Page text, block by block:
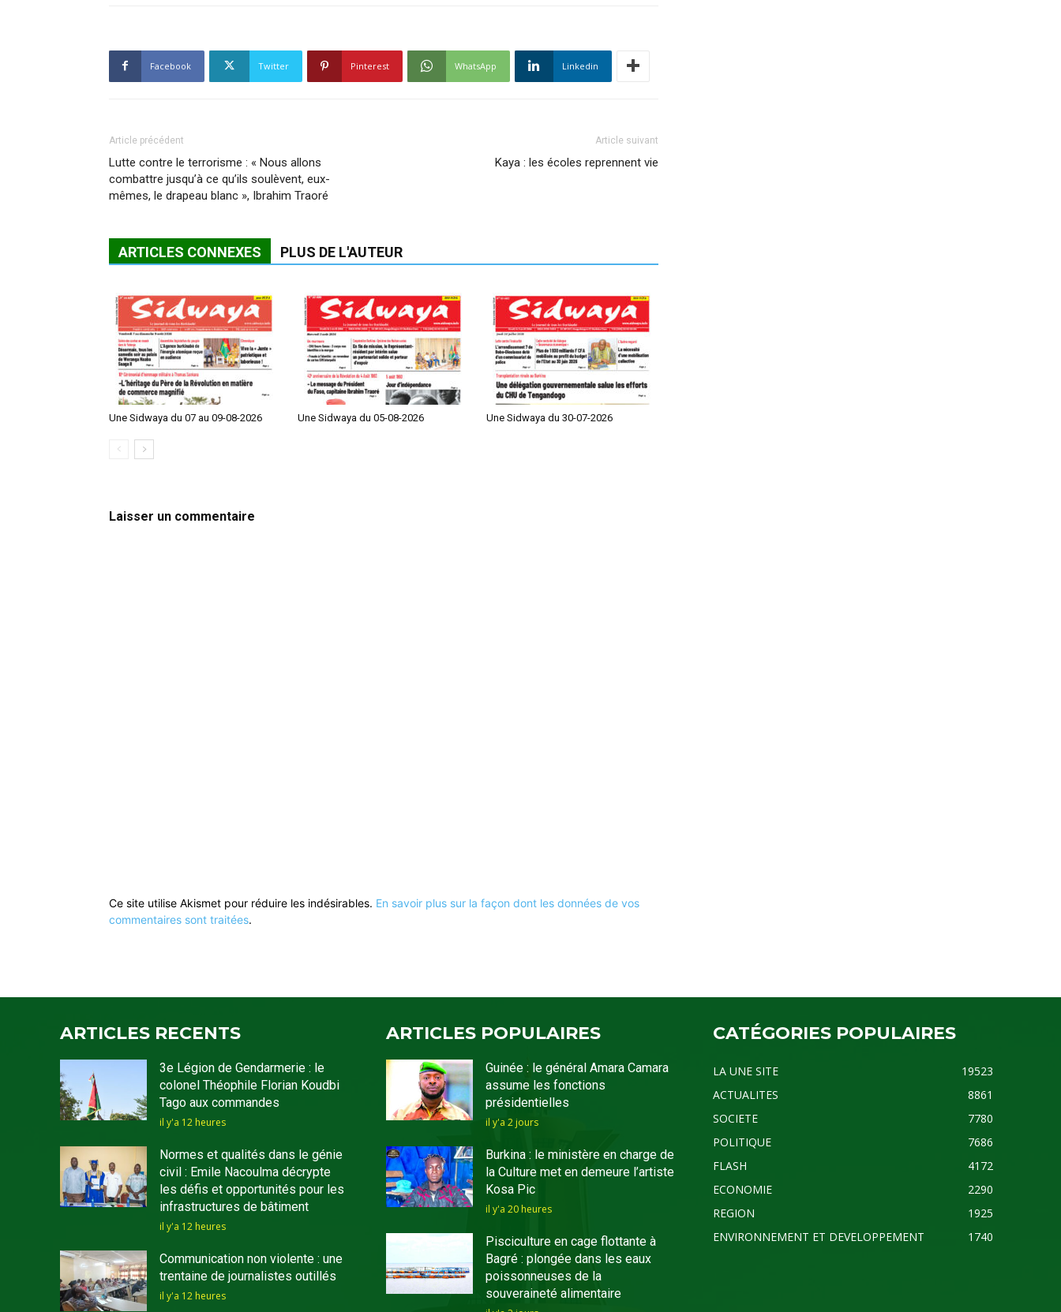
Facebook Twitter Pinterest WhatsApp Linkedin
Article précédent
Lutte contre le terrorisme : « Nous allons
combattre jusqu’à ce qu’ils soulèvent, eux-
mêmes, le drapeau blanc », Ibrahim Traoré
Article suivant
Kaya : les écoles reprennent vie
ARTICLES CONNEXES PLUS DE L'AUTEUR
Une Sidwaya du 07 au 09-08-2026 Une Sidwaya du 05-08-2026 Une Sidwaya du 30-07-2026
Laisser un commentaire
Ce site utilise Akismet pour réduire les indésirables. En savoir plus sur la façon dont les données de vos
commentaires sont traitées.
ARTICLES RECENTS
3e Légion de Gendarmerie : le
colonel Théophile Florian Koudbi
Tago aux commandes
il y'a 12 heures
Normes et qualités dans le génie
civil : Emile Nacoulma décrypte
les défis et opportunités pour les
infrastructures de bâtiment
il y'a 12 heures
Communication non violente : une
trentaine de journalistes outillés
il y'a 12 heures
ARTICLES POPULAIRES
Guinée : le général Amara Camara
assume les fonctions
présidentielles
il y'a 2 jours
Burkina : le ministère en charge de
la Culture met en demeure l’artiste
Kosa Pic
il y'a 20 heures
Pisciculture en cage flottante à
Bagré : plongée dans les eaux
poissonneuses de la
souveraineté alimentaire
CATÉGORIES POPULAIRES
LA UNE SITE
19523
ACTUALITES
8861
SOCIETE
7780
POLITIQUE
7686
FLASH
4172
ECONOMIE
2290
REGION
1925
ENVIRONNEMENT ET DEVELOPPEMENT
1740